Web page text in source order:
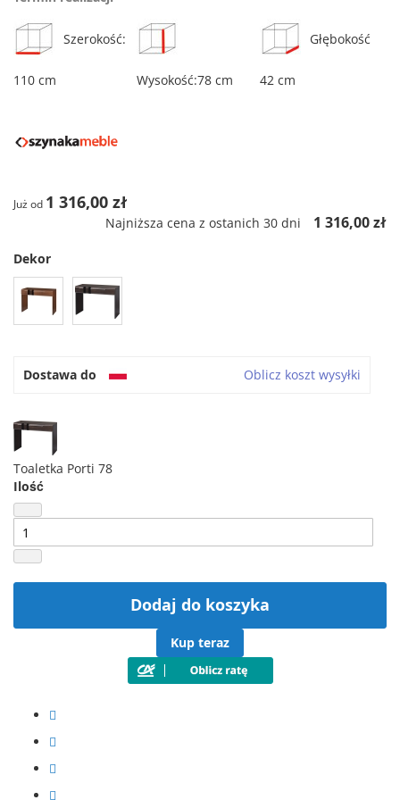
Szerokość:
110 cm Wysokość:78 cm
Głębokość
42 cm
Już od 1 316,00 zł
Najniższa cena z ostanich 30 dni 1 316,00 zł
Dekor
Dostawa do Oblicz koszt wysyłki
Toaletka Porti 78
Ilość
Dodaj do koszyka
Kup teraz